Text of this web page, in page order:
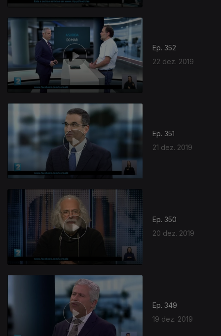
Ep. 352
22 dez. 2019
Ep. 351
21 dez. 2019
Ep. 350
20 dez. 2019
Ep. 349
19 dez. 2019